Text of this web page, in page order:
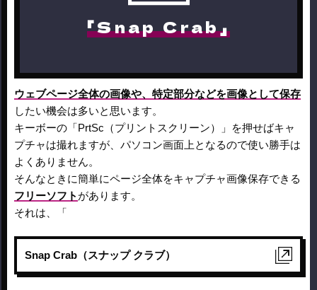
「Snap Crab」
ウェブページ全体の画像や、特定部分などを画像として保存
したい機会は多いと思います。
キーボーの「PrtSc（プリントスクリーン）」を押せばキャ
プチャは撮れますが、パソコン画面上となるので使い勝手は
よくありません。
そんなときに簡単にページ全体をキャプチャ画像保存できる
フリーソフト があります。
それは、「
Snap Crab（スナップ クラブ）